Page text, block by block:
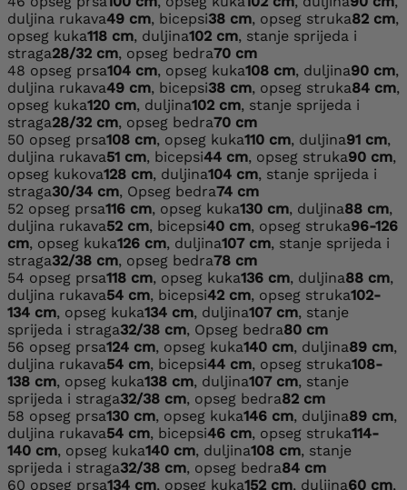
duljina rukava49 cm, bicepsi38 cm, opseg struka82 cm,
opseg kuka118 cm, duljina102 cm, stanje sprijeda i
straga28/32 cm, opseg bedra70 cm
48 opseg prsa104 cm, opseg kuka108 cm, duljina90 cm,
duljina rukava49 cm, bicepsi38 cm, opseg struka84 cm,
opseg kuka120 cm, duljina102 cm, stanje sprijeda i
straga28/32 cm, opseg bedra70 cm
50 opseg prsa108 cm, opseg kuka110 cm, duljina91 cm,
duljina rukava51 cm, bicepsi44 cm, opseg struka90 cm,
opseg kukova128 cm, duljina104 cm, stanje sprijeda i
straga30/34 cm, Opseg bedra74 cm
52 opseg prsa116 cm, opseg kuka130 cm, duljina88 cm,
duljina rukava52 cm, bicepsi40 cm, opseg struka96-126
cm, opseg kuka126 cm, duljina107 cm, stanje sprijeda i
straga32/38 cm, opseg bedra78 cm
54 opseg prsa118 cm, opseg kuka136 cm, duljina88 cm,
duljina rukava54 cm, bicepsi42 cm, opseg struka102-
134 cm, opseg kuka134 cm, duljina107 cm, stanje
sprijeda i straga32/38 cm, Opseg bedra80 cm
56 opseg prsa124 cm, opseg kuka140 cm, duljina89 cm,
duljina rukava54 cm, bicepsi44 cm, opseg struka108-
138 cm, opseg kuka138 cm, duljina107 cm, stanje
sprijeda i straga32/38 cm, opseg bedra82 cm
58 opseg prsa130 cm, opseg kuka146 cm, duljina89 cm,
duljina rukava54 cm, bicepsi46 cm, opseg struka114-
140 cm, opseg kuka140 cm, duljina108 cm, stanje
sprijeda i straga32/38 cm, opseg bedra84 cm
60 opseg prsa134 cm, opseg kuka152 cm, duljina60 cm,